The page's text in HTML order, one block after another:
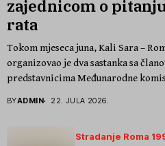
zajednicom o
rata
Tokom mjeseca juna, Kali Sara –
organizovao je dva sastanka sa
predstavnicima Međunarodne
BYADMIN 22. JULA 2026.
Stradanje Roma